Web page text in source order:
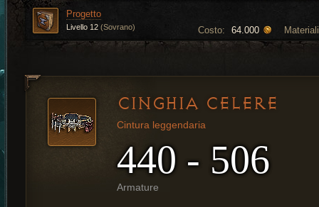
Costo: 64.000
Progetto
Livello 12 (Sovrano)
CINGHIA CELERE
Cintura leggendaria
440 - 506
Armature